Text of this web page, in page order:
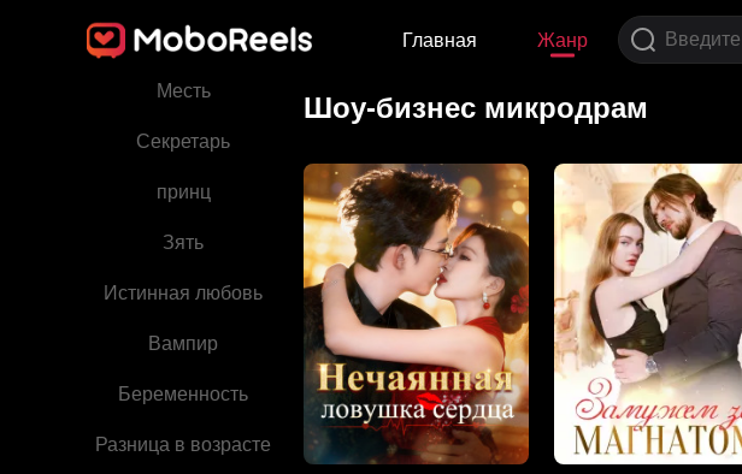
Главная Жанр
Любимец семьи
Месть
Секретарь
принц
Зять
Истинная любовь
Вампир
Беременность
Разница в возрасте
Шоу-бизнес микродрам